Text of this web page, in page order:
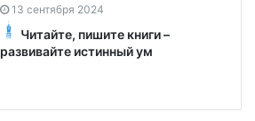
13 сентября 2024
Читайте, пишите книги –
развивайте истинный ум